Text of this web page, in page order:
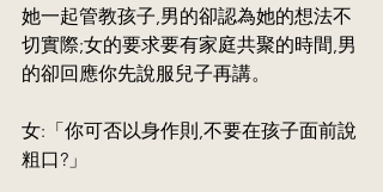
她一起管教孩子,男的卻認為她的想法不
切實際;女的要求要有家庭共聚的時間,男
的卻回應你先說服兒子再講。
女:「你可否以身作則,不要在孩子面前說
粗口?」